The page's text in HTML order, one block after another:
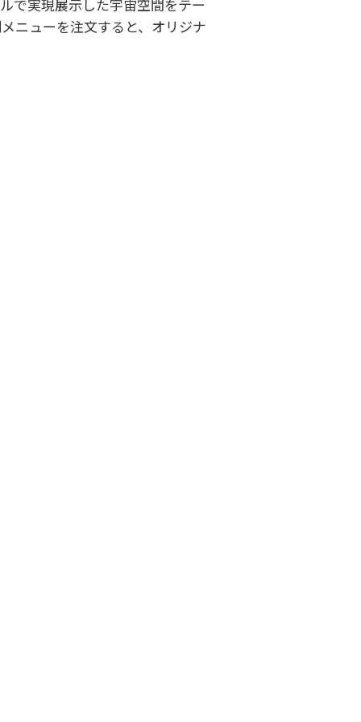
で実現展示した宇宙空間をテー
ニューを注文すると、オリジナ